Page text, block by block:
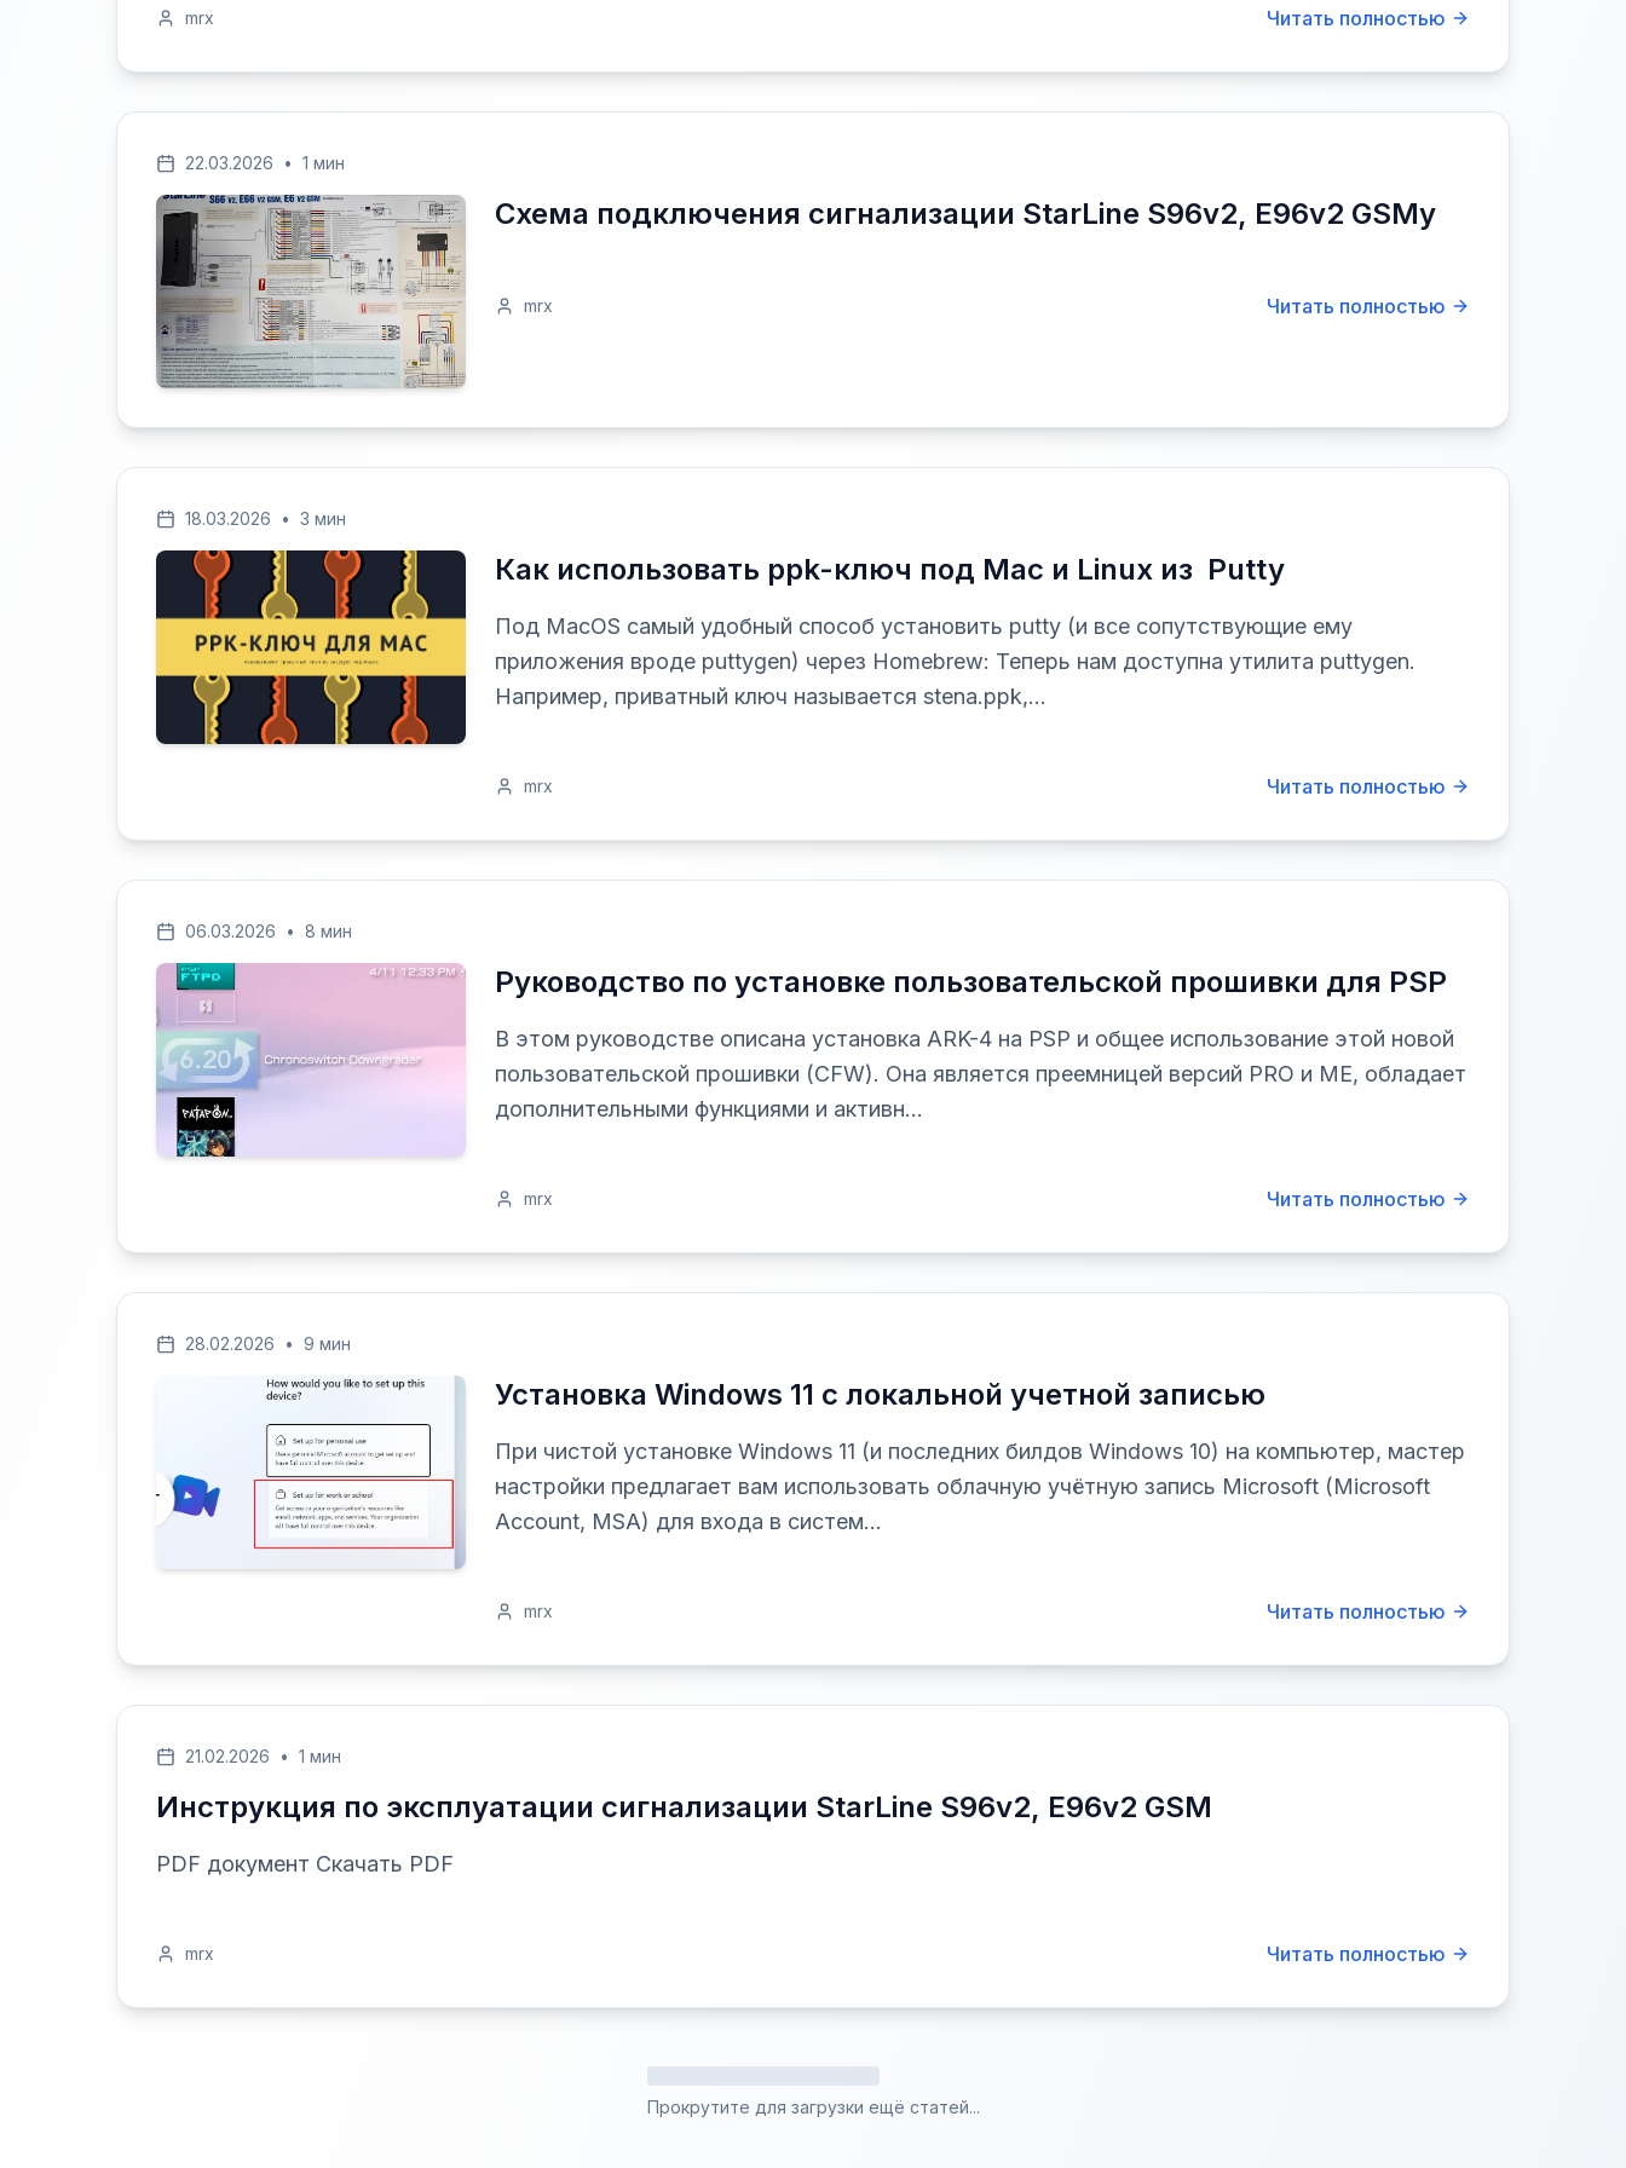
mrx Читать полностью
22.03.2026 • 1 мин
Схема подключения сигнализации StarLine S96v2, E96v2 GSMy
mrx Читать полностью
18.03.2026 • 3 мин
Как использовать ppk-ключ под Mac и Linux из Putty
Под MacOS самый удобный способ установить putty (и все сопутствующие ему
приложения вроде puttygen) через Homebrew: Теперь нам доступна утилита puttygen.
Например, приватный ключ называется stena.ppk,...
mrx Читать полностью
06.03.2026 • 8 мин
Руководство по установке пользовательской прошивки для PSP
В этом руководстве описана установка ARK-4 на PSP и общее использование этой новой
пользовательской прошивки (CFW). Она является преемницей версий PRO и ME, обладает
дополнительными функциями и активн...
mrx Читать полностью
28.02.2026 • 9 мин
Установка Windows 11 с локальной учетной записью
При чистой установке Windows 11 (и последних билдов Windows 10) на компьютер, мастер
настройки предлагает вам использовать облачную учётную запись Microsoft (Microsoft
Account, MSA) для входа в систем...
mrx Читать полностью
21.02.2026 • 1 мин
Инструкция по эксплуатации сигнализации StarLine S96v2, E96v2 GSM
PDF документ Скачать PDF
mrx Читать полностью
Прокрутите для загрузки ещё статей...